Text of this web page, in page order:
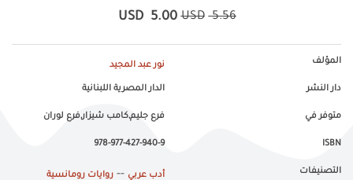
5.56
USD
5.00
USD
المؤلف نور عبد المجيد
دار النشر الدار المصرية اللبنانية
متوفر في فرع جليم,كامب شيزار,فرع لوران
ISBN
978-977-427-940-9
التصنيفات أدب عربي -- روايات رومانسية